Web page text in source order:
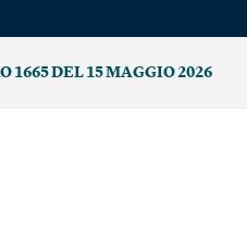
1665 DEL 15 MAGGIO 2026